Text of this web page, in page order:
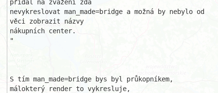
přidal na zvážení zda
nevykreslovat man_made=bridge a možná by nebylo od
věci zobrazit názvy
nákupních center.
"
S tím man_made=bridge bys byl průkopníkem,
málokterý render to vykresluje,